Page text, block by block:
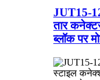
JUT15-
तार
ब्लॉक पर